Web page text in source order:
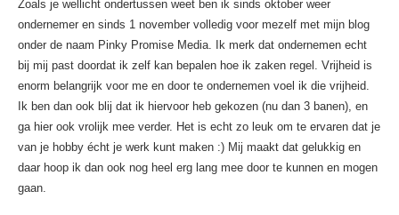
Zoals je wellicht ondertussen weet ben ik sinds oktober weer
ondernemer en sinds 1 november volledig voor mezelf met mijn blog
onder de naam Pinky Promise Media. Ik merk dat ondernemen echt
bij mij past doordat ik zelf kan bepalen hoe ik zaken regel. Vrijheid is
enorm belangrijk voor me en door te ondernemen voel ik die vrijheid.
Ik ben dan ook blij dat ik hiervoor heb gekozen (nu dan 3 banen), en
ga hier ook vrolijk mee verder. Het is echt zo leuk om te ervaren dat je
van je hobby écht je werk kunt maken :) Mij maakt dat gelukkig en
daar hoop ik dan ook nog heel erg lang mee door te kunnen en mogen
gaan.